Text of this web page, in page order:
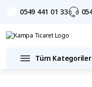
0549 441 01 33
Tüm Kategoriler